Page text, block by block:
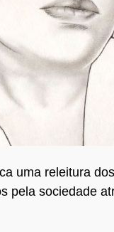
uma releitura
pela sociedade